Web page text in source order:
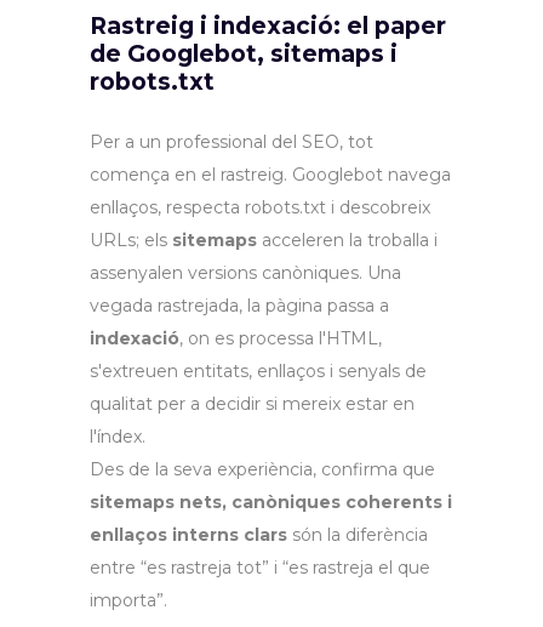
Rastreig i indexació: el paper
de Googlebot, sitemaps i
robots.txt
Per a un professional del SEO, tot
comença en el rastreig. Googlebot navega
enllaços, respecta robots.txt i descobreix
URLs; els sitemaps acceleren la troballa i
assenyalen versions canòniques. Una
vegada rastrejada, la pàgina passa a
indexació, on es processa l'HTML,
s'extreuen entitats, enllaços i senyals de
qualitat per a decidir si mereix estar en
l'índex.
Des de la seva experiència, confirma que
sitemaps nets, canòniques coherents i
enllaços interns clars són la diferència
entre “es rastreja tot” i “es rastreja el que
importa”.